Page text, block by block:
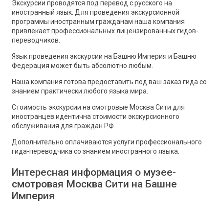
Экскурсии проводятся под перевод с русского на
иностранный язык. Для проведения экскурсионной
программы иностранным гражданам наша компания
привлекает профессиональных лицензированных гидов-
переводчиков.
Язык проведения экскурсии на Башню Империя и Башню
Федерация может быть абсолютно любым.
Наша компания готова предоставить под ваш заказ гида со
знанием практически любого языка мира.
Стоимость экскурсии на смотровые Москва Сити для
иностранцев идентична стоимости экскурсионного
обслуживания для граждан РФ.
Дополнительно оплачиваются услуги профессионального
гида-переводчика со знанием иностранного языка.
Интересная информация о музее-
смотровая Москва Сити на Башне
Империя